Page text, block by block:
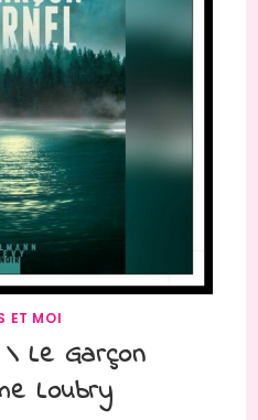
ET MOI
\ Le Garçon
Loubry